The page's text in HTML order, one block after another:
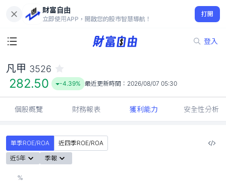
財富自由
立即使用APP，開啟您的股市智慧導航！
打開
登入
282.50
-4.39%
凡甲 3526
282.50 -4.39% 最近更新時間： 2026/08/07 05:30
個股概覽 財務報表 獲利能力 安全性分析
單季ROE/ROA
近四季ROE/ROA
近5年
季報